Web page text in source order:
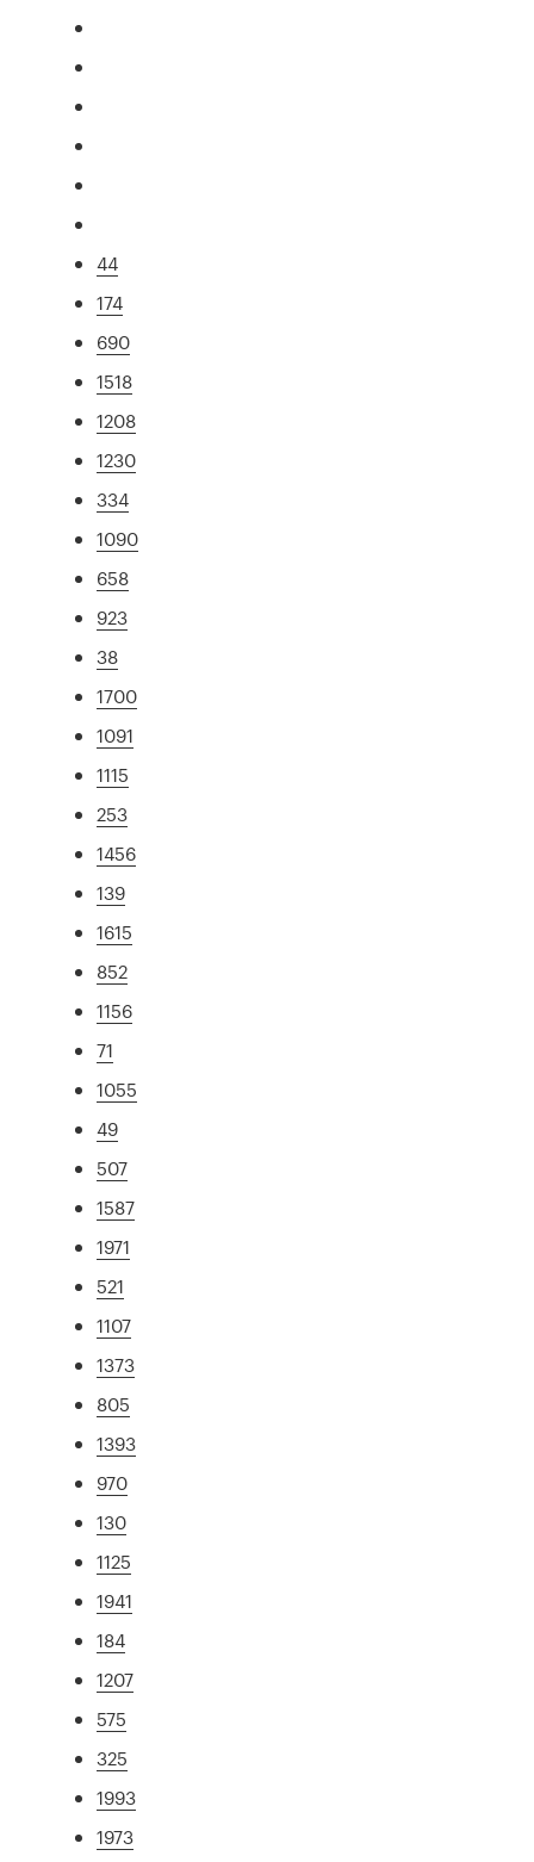
44
174
690
1518
1208
1230
334
1090
658
923
38
1700
1091
1115
253
1456
139
1615
852
1156
71
1055
49
507
1587
1971
521
1107
1373
805
1393
970
130
1125
1941
184
1207
575
325
1993
1973